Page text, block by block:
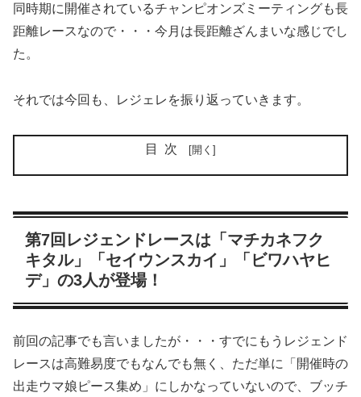
同時期に開催されているチャンピオンズミーティングも長
距離レースなので・・・今月は長距離ざんまいな感じでし
た。
それでは今回も、レジェレを振り返っていきます。
目次
第7回レジェンドレースは「マチカネフク
キタル」「セイウンスカイ」「ビワハヤヒ
デ」の3人が登場！
前回の記事でも言いましたが・・・すでにもうレジェンド
レースは高難易度でもなんでも無く、ただ単に「開催時の
出走ウマ娘ピース集め」にしかなっていないので、ブッチ